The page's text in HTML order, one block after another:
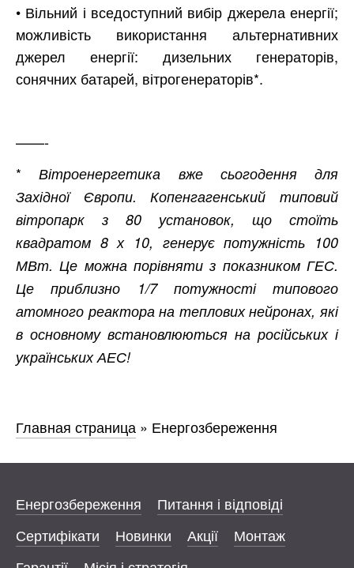
• Вільний і вседоступний вибір джерела енергії;
можливість використання альтернативних
джерел енергії: дизельних генераторів,
сонячних батарей, вітрогенераторів*.
——-
*Вітроенергетика вже сьогодення для
Західної Європи. Копенгагенський типовий
вітропарк з 80 установок, що стоїть
квадратом 8 х 10, генерує потужність 100
МВт. Це можна порівняти з показником ГЕС.
Це приблизно 1/7 потужності типового
атомного реактора на теплових нейронах, які
в основному встановлюються на російських і
українських АЕС!
Главная страница » Енергозбереження
Енергозбереження
Питання і відповіді
Сертифікати
Новинки Акції
Монтаж